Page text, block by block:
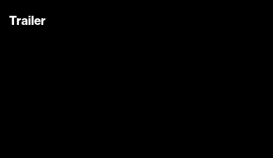
nebezpečí než kdy v minulosti.
Trailer